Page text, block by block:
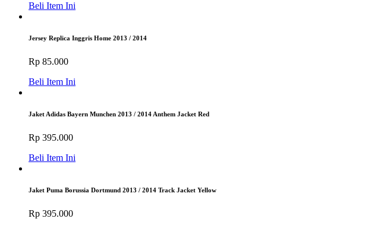
Beli Item Ini
Jersey Replica Inggris Home 2013 / 2014
Rp 85.000
Beli Item Ini
Jaket Adidas Bayern Munchen 2013 / 2014 Anthem Jacket Red
Rp 395.000
Beli Item Ini
Jaket Puma Borussia Dortmund 2013 / 2014 Track Jacket Yellow
Rp 395.000